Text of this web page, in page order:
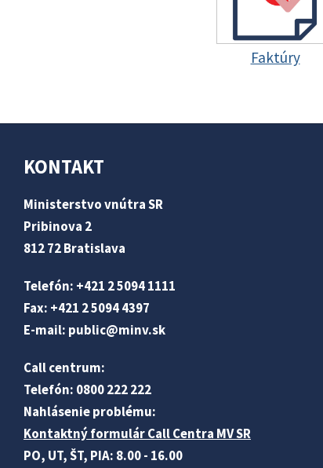
Faktúry
KONTAKT
Ministerstvo vnútra SR
Pribinova 2
812 72 Bratislava
Telefón: +421 2 5094 1111
Fax: +421 2 5094 4397
E-mail: public@minv.sk
Call centrum:
Telefón: 0800 222 222
Nahlásenie problému:
Kontaktný formulár Call Centra MV SR
PO, UT, ŠT, PIA: 8.00 - 16.00